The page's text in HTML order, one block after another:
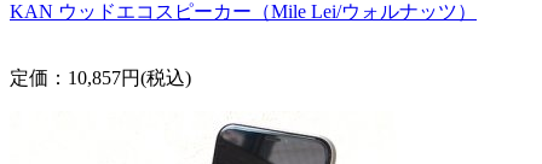
KAN ウッドエコスピーカー（Mile Lei/ウォルナッツ）
定価：10,857円(税込)